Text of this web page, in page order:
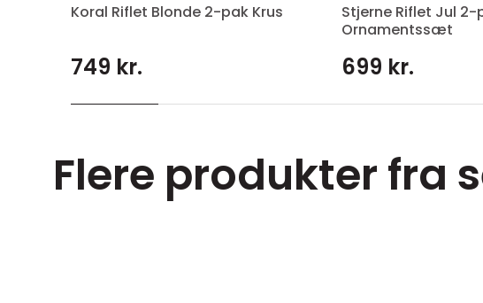
Koral Riflet Blonde 2-pak Krus
749 kr.
Stjerne Riflet Jul 2-
Ornamentssæt
699 kr.
Flere produkter fra